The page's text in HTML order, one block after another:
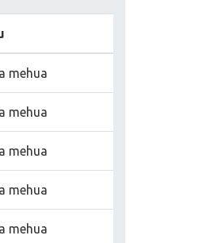
mehua
mehua
mehua
mehua
mehua